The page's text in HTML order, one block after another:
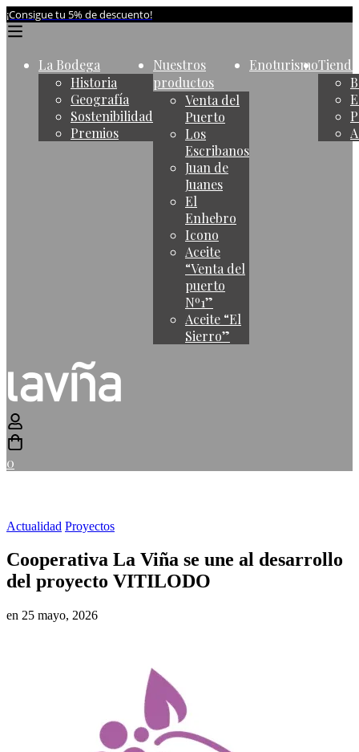
¡Consigue tu 5% de descuento!
La Bodega
Historia
Geografía
Sostenibilidad
Premios
Nuestros
productos
Venta del
Puerto
Los
Escribanos
Juan de
Juanes
El
Enhebro
Icono
Aceite
“Venta del
puerto
Nº1”
Aceite “El
Sierro”
EnoturismoTienda
0
Actualidad Proyectos
Cooperativa La Viña se une al desarrollo
del proyecto VITILODO
en 25 mayo, 2026